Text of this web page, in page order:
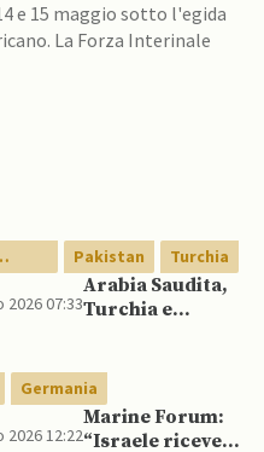
e 15 maggio sotto l'egida
La Forza Interinale
Pakistan Turchia
07:33
Arabia Saudita,
Turchia e
reciproca
Germania
2026 12:22
Marine Forum:
“Israele riceve